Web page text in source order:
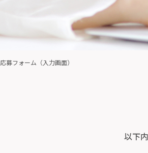
応募フォーム（入力画面）
以下